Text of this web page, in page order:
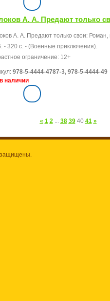
А. А. Предают только
А. А. Предают только свои:
- 320 с. - (Военные приключения).
ограничение: 12+
978-5-4444-4787-3, 978-5-4444-49
наличии
« 1 2... 38 39 40 41 »